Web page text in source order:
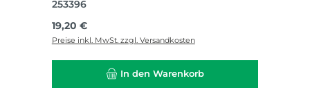
253396
Regulärer Preis:
19,20 €
Preise inkl. MwSt. zzgl. Versandkosten
In den Warenkorb